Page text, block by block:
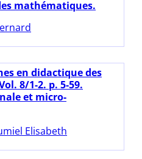
mathématiques.
en didactique des
8/1-2. p. 5-59.
et micro-
Elisabeth